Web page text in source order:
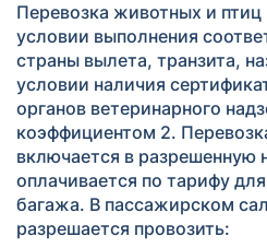
Перевозка животных и птиц
условии выполнения
страны вылета, транзита,
условии наличия
органов ветеринарного
коэффициентом 2.
включается в разрешенную
оплачивается по тарифу
багажа. В пассажирском
разрешается провозить: